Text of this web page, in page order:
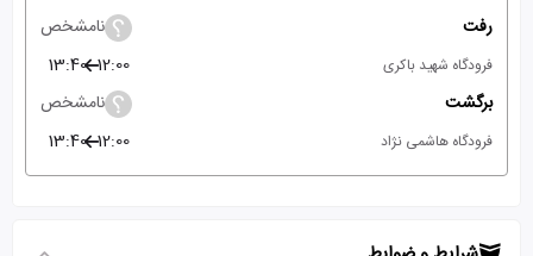
رفت
نامشخص
فرودگاه شهید باکری 12:00
13:40
برگشت
نامشخص
فرودگاه هاشمی نژاد 12:00
13:40